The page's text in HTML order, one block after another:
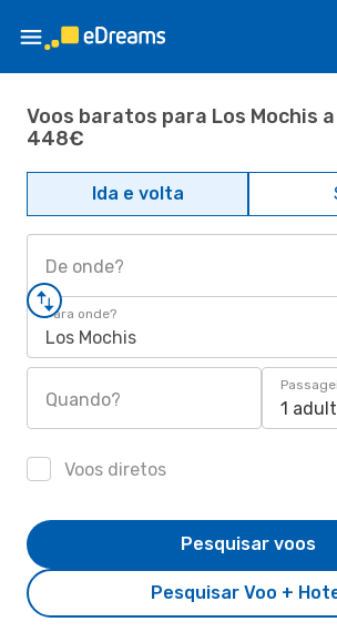
Voos baratos para Los Mochis
448€
Ida e volta
De onde?
Para onde?
Los Mochis
Quando? 1
Voos diretos
Pesquisar Voo +
Pesquisar voos